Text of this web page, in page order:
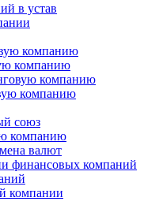
в устав
компанию
компанию
компанию
компанию
союз
компанию
валют
финансовых компаний
компании